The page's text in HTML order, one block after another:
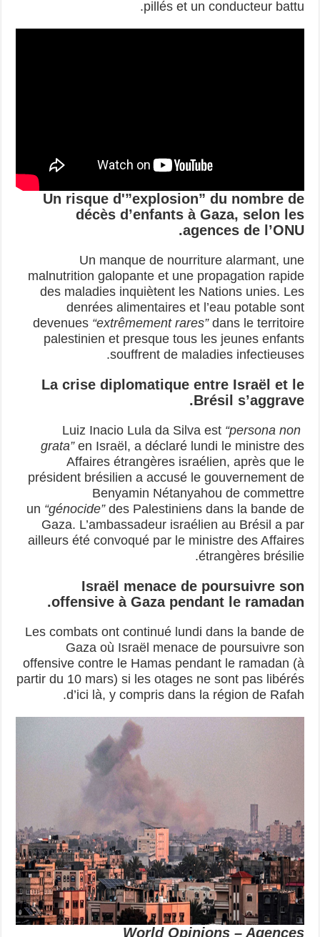
pillés et un conducteur battu.
Un risque d'”explosion” du nombre de
décès d’enfants à Gaza, selon les
agences de l’ONU.
Un manque de nourriture alarmant, une
malnutrition galopante et une propagation rapide
des maladies inquiètent les Nations unies. Les
denrées alimentaires et l’eau potable sont
devenues“extrêmement rares” dans le territoire
palestinien et presque tous les jeunes enfants
souffrent de maladies infectieuses.
La crise diplomatique entre Israël et le
Brésil s’aggrave.
“persona non
grata” en Israël, a déclaré lundi le ministre des
Affaires étrangères israélien, après que le
président brésilien a accusé le gouvernement de
Benyamin Nétanyahou de commettre
un“génocide” des Palestiniens dans la bande de
Gaza. L’ambassadeur israélien au Brésil a par
ailleurs été convoqué par le ministre des Affaires
étrangères brésilie.
Israël menace de poursuivre son
offensive à Gaza pendant le ramadan.
Les combats ont continué lundi dans la bande de
Gaza où Israël menace de poursuivre son
offensive contre le Hamas pendant le ramadan (à
partir du 10 mars) si les otages ne sont pas libérés
d’ici là, y compris dans la région de Rafah.
World Opinions – Agences